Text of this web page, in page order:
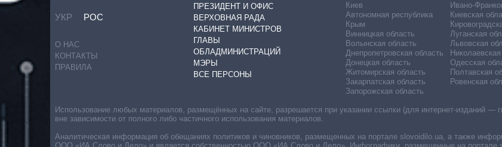
УКР РОС
О НАС
КОНТАКТЫ
ПРАВИЛА
ПРЕЗИДЕНТ И ОФИС
ВЕРХОВНАЯ РАДА
КАБИНЕТ МИНИСТРОВ
ГЛАВЫ
ОБЛАДМИНИСТРАЦИЙ
МЭРЫ
ВСЕ ПЕРСОНЫ
Киев
Автономная республика
Крым
Винницкая область
Волынская область
Днепропетровская область
Донецкая область
Житомирская область
Закарпатская область
Запорожская область
Ивано-
Киевская
Луганская
Львовская
Одесская
Полтавская
Ровенская
Использование любых материалов, размещённых на сайте, разрешается при указании ссылки (для интернет-изданий —
вне зависимости от полного либо частичного использования материалов.
Аналитическая информация об обещаниях политиков и чиновников, размещенных на портале slovoidilo.ua, а также